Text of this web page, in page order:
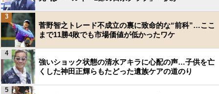
菅野智之トレード不成立の裏に致命的な“前科”…ここ
まで11勝4敗でも市場価値が低かったワケ
3
強いショック状態の清水アキラに心配の声…子供を亡
くした神田正輝らもたどった遺族ケアの道のり
4
5